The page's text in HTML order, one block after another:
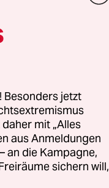
jetzt
mit „Alles
aus Anmeldungen
an die Kampagne,
sichern will,